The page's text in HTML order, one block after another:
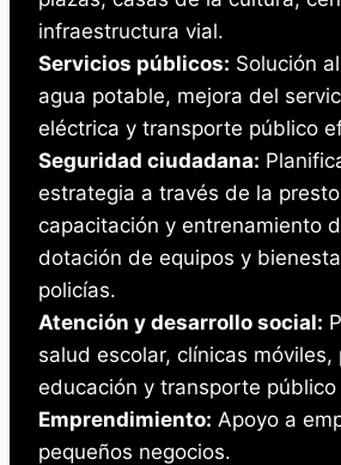
infraestructura vial.
Servicios públicos: Solución
agua potable, mejora del
eléctrica y transporte público
Seguridad ciudadana:
estrategia a través de la
capacitación y entrenamiento
dotación de equipos y
policías.
Atención y desarrollo social:
salud escolar, clínicas móviles,
educación y transporte
Emprendimiento: Apoyo a
pequeños negocios.